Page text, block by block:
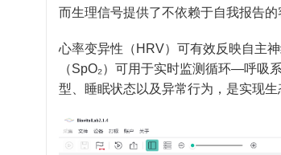
而生理信号提供了不依赖于自我报告的
心率变异性（HRV）可有效反映自主
（SpO₂）可用于实时监测循环—呼吸
型、睡眠状态以及异常行为，是实现